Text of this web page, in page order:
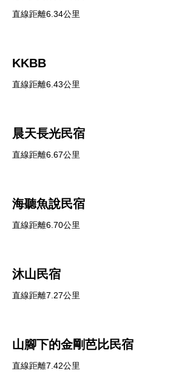
直線距離6.34公里
KKBB
直線距離6.43公里
晨天長光民宿
直線距離6.67公里
海聽魚說民宿
直線距離6.70公里
沐山民宿
直線距離7.27公里
山腳下的金剛芭比民宿
直線距離7.42公里